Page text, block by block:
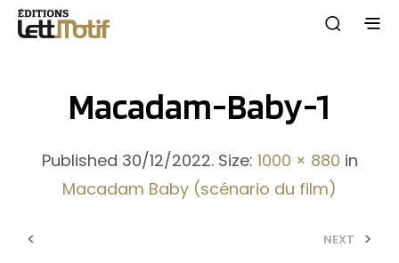
Macadam-Baby-1
Published 30/12/2022. Size: 1000 × 880 in
Macadam Baby (scénario du film)
< NEXT >